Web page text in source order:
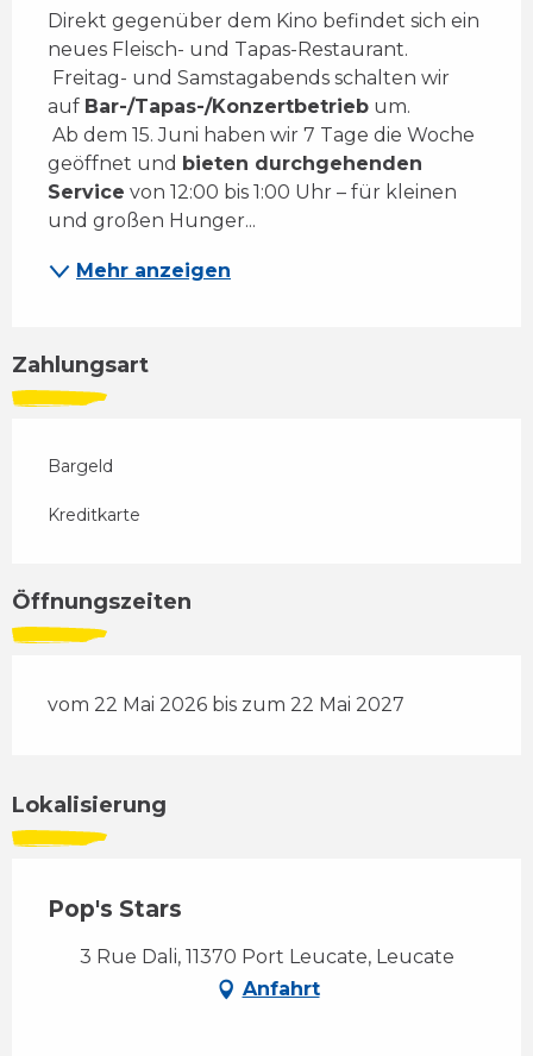
Direkt gegenüber dem Kino befindet sich ein
neues Fleisch- und Tapas-Restaurant.
auf Bar-/Tapas-/Konzertbetrieb um.
geöffnet und bieten durchgehenden
Service von 12:00 bis 1:00 Uhr – für kleinen
und großen Hunger...
Mehr anzeigen
Zahlungsart
Bargeld
Kreditkarte
Öffnungszeiten
vom 22 Mai 2026 bis zum 22 Mai 2027
Lokalisierung
Pop's Stars
3 Rue Dali, 11370 Port Leucate, Leucate
Anfahrt